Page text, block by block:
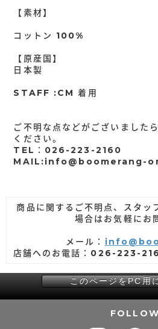
商品に関するご不明点、スタッ
場合はお気軽にお
メール：
店舗へのお電話：026-223-
【素材】
コットン 100%
【原産国】
日本製
STAFF :CM 着用
ご不明な点などがございました
ください。
TEL：026-223-2160
MAIL:info@boomerang-
FOLLOW
このページをPC用